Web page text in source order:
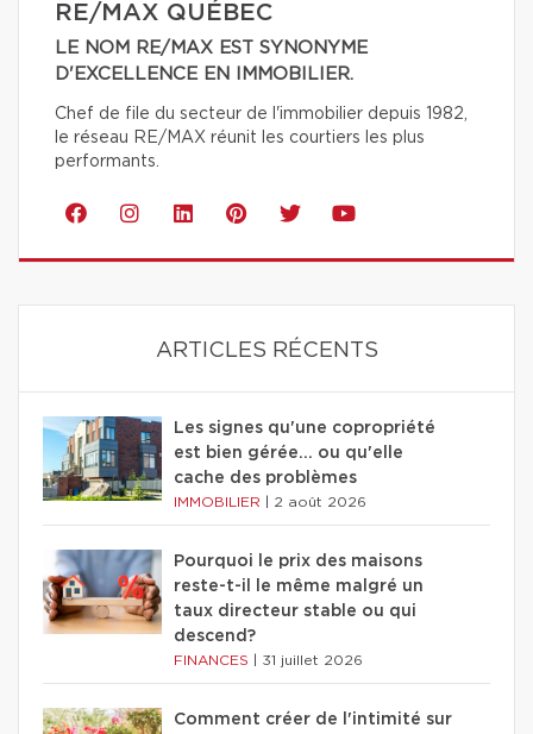
RE/MAX QUÉBEC
LE NOM RE/MAX EST SYNONYME
D'EXCELLENCE EN IMMOBILIER.
Chef de file du secteur de l'immobilier depuis 1982,
le réseau RE/MAX réunit les courtiers les plus
performants.
ARTICLES RÉCENTS
Les signes qu'une copropriété
est bien gérée… ou qu'elle
cache des problèmes
IMMOBILIER 2 août 2026
Pourquoi le prix des maisons
reste-t-il le même malgré un
taux directeur stable ou qui
descend?
FINANCES 31 juillet 2026
Comment créer de l'intimité sur